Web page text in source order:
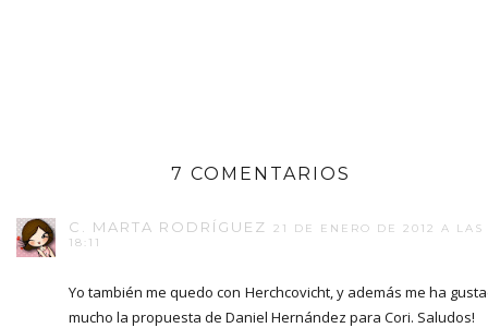
7 COMENTARIOS
C. MARTA RODRÍGUEZ
21 DE ENERO DE 2012 A LAS
18:11
Yo también me quedo con Herchcovicht, y además me ha
mucho la propuesta de Daniel Hernández para Cori. Saludos!